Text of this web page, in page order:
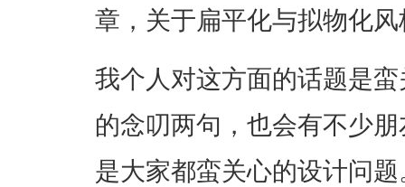
章，关于扁平化与拟物化
我个人对这方面的话题是
的念叨两句，也会有不少
是大家都蛮关心的设计问